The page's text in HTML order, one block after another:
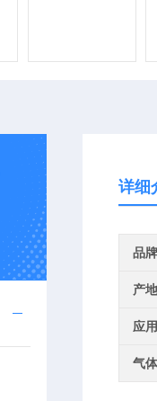
详细
品牌
产
应
气